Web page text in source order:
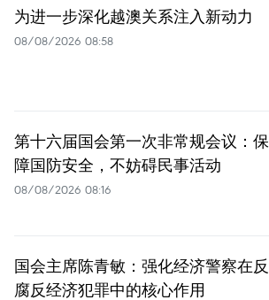
为进一步深化越澳关系注入新动力
08/08/2026 08:58
第十六届国会第一次非常规会议：保
障国防安全，不妨碍民事活动
08/08/2026 08:16
国会主席陈青敏：强化经济警察在反
腐反经济犯罪中的核心作用